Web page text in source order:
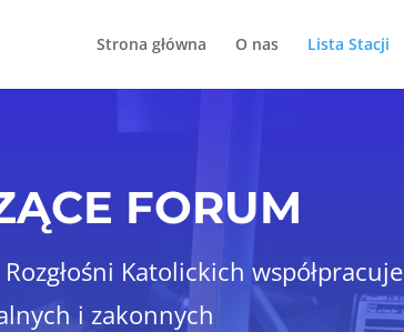
Strona główna O nas Lista Stacji
FORUM
Katolickich współpracuje
i zakonnych